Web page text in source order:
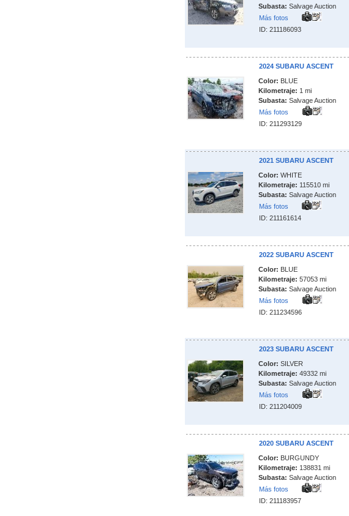
Subasta: Salvage Auction
Más fotos
ID: 211186093
2024 SUBARU ASCENT
Color: BLUE
Kilometraje: 1 mi
Subasta: Salvage Auction
Más fotos
ID: 211293129
2021 SUBARU ASCENT
Color: WHITE
Kilometraje: 115510 mi
Subasta: Salvage Auction
Más fotos
ID: 211161614
2022 SUBARU ASCENT
Color: BLUE
Kilometraje: 57053 mi
Subasta: Salvage Auction
Más fotos
ID: 211234596
2023 SUBARU ASCENT
Color: SILVER
Kilometraje: 49332 mi
Subasta: Salvage Auction
Más fotos
ID: 211204009
2020 SUBARU ASCENT
Color: BURGUNDY
Kilometraje: 138831 mi
Subasta: Salvage Auction
Más fotos
ID: 211183957